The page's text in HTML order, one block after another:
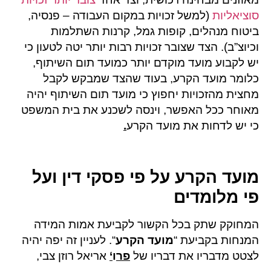
סוציאליות (למשל זכויות במקום העבודה – פנסיה,
ביטוח מנהלים, קופות גמל, קרנות השתלמות
וכיוצ”ב). הצד שצובר זכויות רבות יותר יטה לטעון כי
יש לקבוע מועד מוקדם יותר כמועד תום השיתוף,
כלומר מועד הקרע, בעוד שהצד שמבקש לקבל
מחצית מהזכויות יחפוץ כי מועד תום השיתוף יהיה
מאוחר ככל האפשר, וינסה לשכנע את בית המשפט
כי יש לדחות את מועד הקרע.
מועד הקרע על פי פסקי דין ועל
פי מלומדים
המחוקק שתק בכל הקשור לקביעת אמות המידה
המנחות בקביעת “מועד הקרע“. לעניין זה יפה יהיה
לצטט מדבריו את דבריו של פרו‘ אריאל רוזן צבי,